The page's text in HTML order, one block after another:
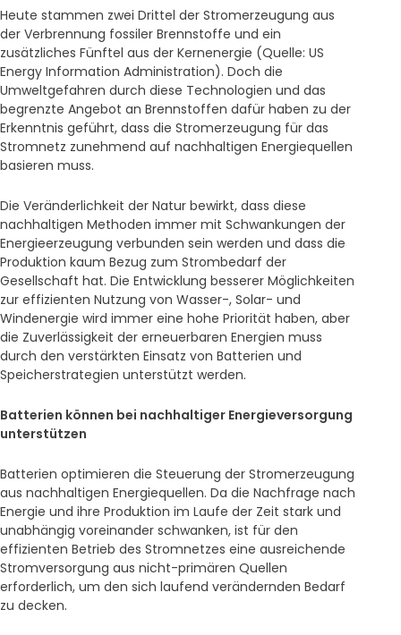
Heute stammen zwei Drittel der Stromerzeugung aus
der Verbrennung fossiler Brennstoffe und ein
zusätzliches Fünftel aus der Kernenergie (Quelle: US
Energy Information Administration). Doch die
Umweltgefahren durch diese Technologien und das
begrenzte Angebot an Brennstoffen dafür haben zu der
Erkenntnis geführt, dass die Stromerzeugung für das
Stromnetz zunehmend auf nachhaltigen Energiequellen
basieren muss.
Die Veränderlichkeit der Natur bewirkt, dass diese
nachhaltigen Methoden immer mit Schwankungen der
Energieerzeugung verbunden sein werden und dass die
Produktion kaum Bezug zum Strombedarf der
Gesellschaft hat. Die Entwicklung besserer Möglichkeiten
zur effizienten Nutzung von Wasser-, Solar- und
Windenergie wird immer eine hohe Priorität haben, aber
die Zuverlässigkeit der erneuerbaren Energien muss
durch den verstärkten Einsatz von Batterien und
Speicherstrategien unterstützt werden.
Batterien können bei nachhaltiger Energieversorgung
unterstützen
Batterien optimieren die Steuerung der Stromerzeugung
aus nachhaltigen Energiequellen. Da die Nachfrage nach
Energie und ihre Produktion im Laufe der Zeit stark und
unabhängig voreinander schwanken, ist für den
effizienten Betrieb des Stromnetzes eine ausreichende
Stromversorgung aus nicht-primären Quellen
erforderlich, um den sich laufend verändernden Bedarf
zu decken.